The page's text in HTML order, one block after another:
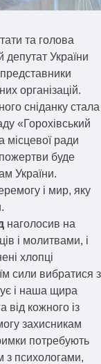
та голова
України
організацій.
сніданку стала
«Горохівський
місцевої ради
буде
України.
і мир, яку
наголосив на
і молитвами, і
хлопці
сили вибратися з
і наша щира
від кожного із
захисникам
потребують
з психологами,